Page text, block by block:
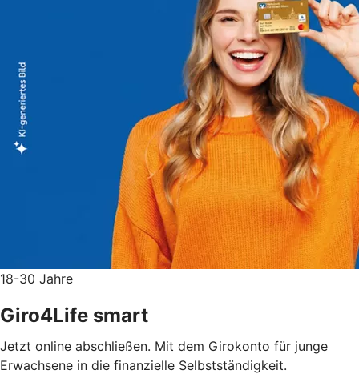
18-30 Jahre
Giro4Life smart
Jetzt online abschließen. Mit dem Girokonto für junge
Erwachsene in die finanzielle Selbstständigkeit.